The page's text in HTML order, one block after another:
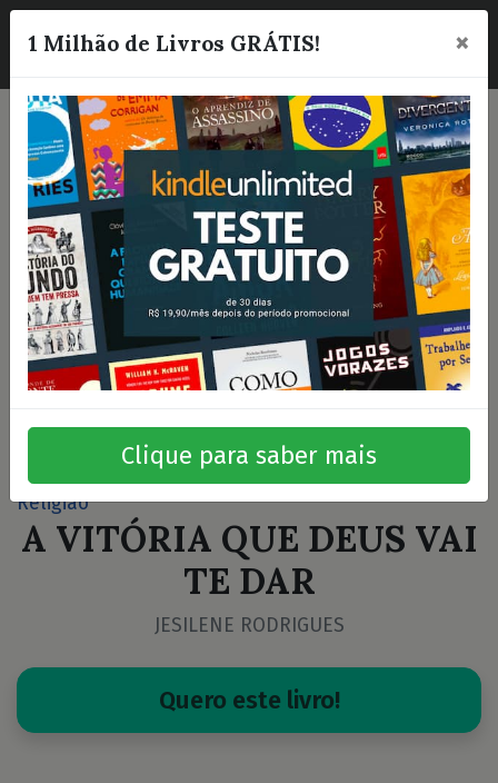
☰
Religião
A VITÓRIA QUE DEUS VAI
TE DAR
JESILENE RODRIGUES
Quero este livro!
1 Milhão de Livros GRÁTIS! ×
Clique para saber mais